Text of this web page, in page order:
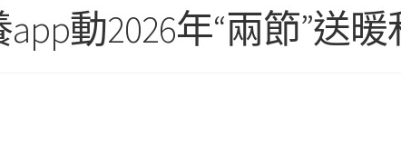
動2026年“兩節”送